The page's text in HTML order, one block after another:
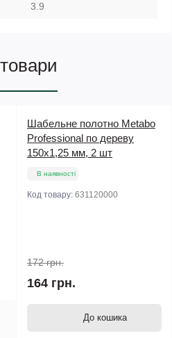
3.9
Шабельне полотно Metabo
Professional по дереву
150х1,25 мм, 2 шт
В наявності
Код товару: 631120000
172 грн.
164 грн.
До кошика